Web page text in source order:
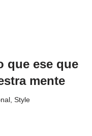
que ese que
mente
, Style